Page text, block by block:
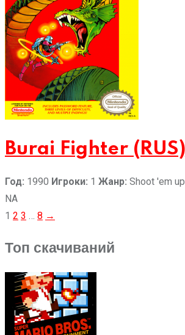
Burai Fighter (RUS)
Год: 1990 Игроки: 1 Жанр: Shoot 'em up
NA
Пагинация
1 2 3 … 8 →
Топ скачиваний